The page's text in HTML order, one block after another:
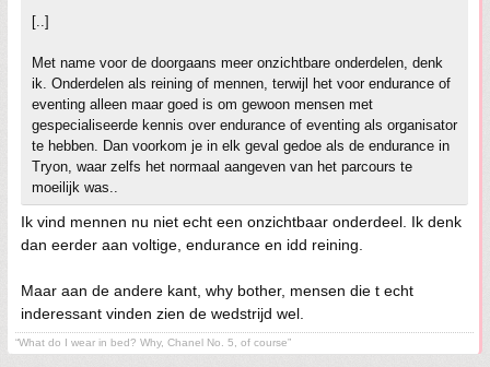
[..]
Met name voor de doorgaans meer onzichtbare onderdelen, denk
ik. Onderdelen als reining of mennen, terwijl het voor endurance of
eventing alleen maar goed is om gewoon mensen met
gespecialiseerde kennis over endurance of eventing als organisator
te hebben. Dan voorkom je in elk geval gedoe als de endurance in
Tryon, waar zelfs het normaal aangeven van het parcours te
moeilijk was..
Ik vind mennen nu niet echt een onzichtbaar onderdeel. Ik denk
dan eerder aan voltige, endurance en idd reining.
Maar aan de andere kant, why bother, mensen die t echt
inderessant vinden zien de wedstrijd wel.
“What do I wear in bed? Why, Chanel No. 5, of course”